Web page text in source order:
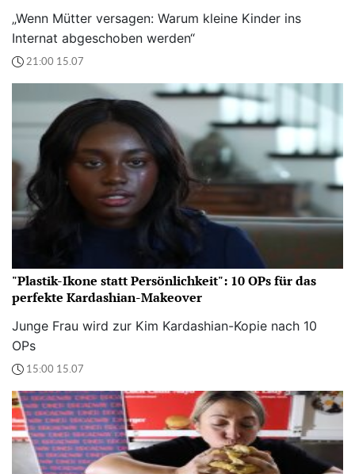
„Wenn Mütter versagen: Warum kleine Kinder ins
Internat abgeschoben werden“
21:00 15.07
"Plastik-Ikone statt Persönlichkeit": 10 OPs für das
perfekte Kardashian-Makeover
Junge Frau wird zur Kim Kardashian-Kopie nach 10
OPs
15:00 15.07